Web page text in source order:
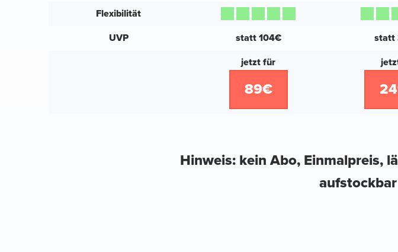
Flexibilität
UVP statt 104€ statt
jetzt für
89€
Hinweis: kein Abo, Einmalpreis,